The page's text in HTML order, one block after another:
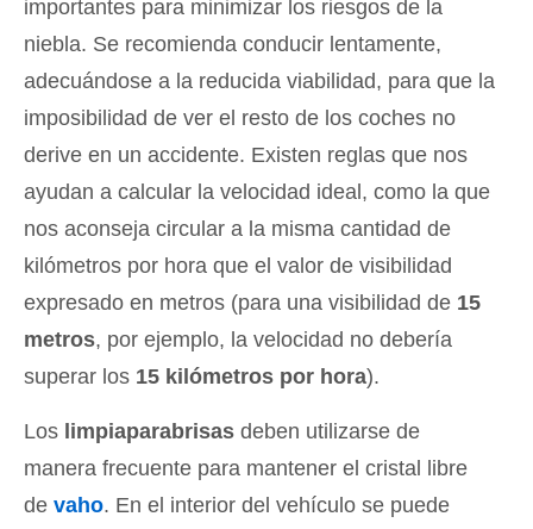
importantes para minimizar los riesgos de la
niebla. Se recomienda conducir lentamente,
adecuándose a la reducida viabilidad, para que la
imposibilidad de ver el resto de los coches no
derive en un accidente. Existen reglas que nos
ayudan a calcular la velocidad ideal, como la que
nos aconseja circular a la misma cantidad de
kilómetros por hora que el valor de visibilidad
expresado en metros (para una visibilidad de 15
metros, por ejemplo, la velocidad no debería
superar los 15 kilómetros por hora).
Los limpiaparabrisas deben utilizarse de
manera frecuente para mantener el cristal libre
de vaho. En el interior del vehículo se puede